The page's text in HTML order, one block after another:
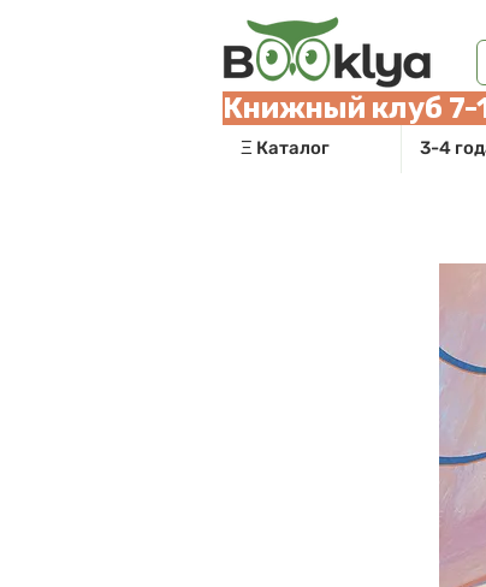
Ξ Каталог 3-4
Книжный клуб 7-